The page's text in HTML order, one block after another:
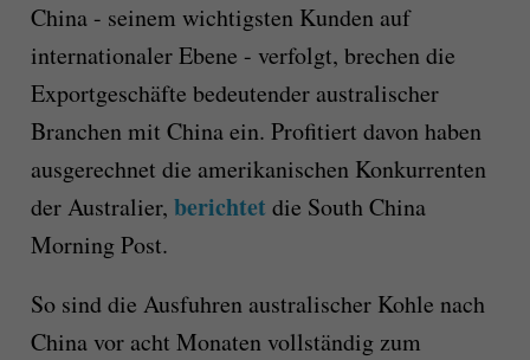
China - seinem wichtigsten Kunden auf
internationaler Ebene - verfolgt, brechen die
Exportgeschäfte bedeutender australischer
Branchen mit China ein. Profitiert davon haben
ausgerechnet die amerikanischen Konkurrenten
der Australier, berichtet die South China
Morning Post.
So sind die Ausfuhren australischer Kohle nach
China vor acht Monaten vollständig zum